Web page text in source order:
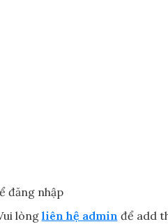
đăng nhập
lòng liên hệ admin để add